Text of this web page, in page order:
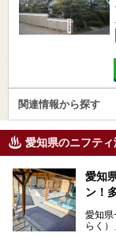
関連情報から探す
愛知県のニフテ
愛知
ン！
愛知県
らく